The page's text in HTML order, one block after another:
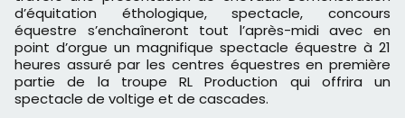
d’équitation éthologique, spectacle, concours
équestre s’enchaîneront tout l’après-midi avec en
point d’orgue un magnifique spectacle équestre à 21
heures assuré par les centres équestres en première
partie de la troupe RL Production qui offrira un
spectacle de voltige et de cascades.